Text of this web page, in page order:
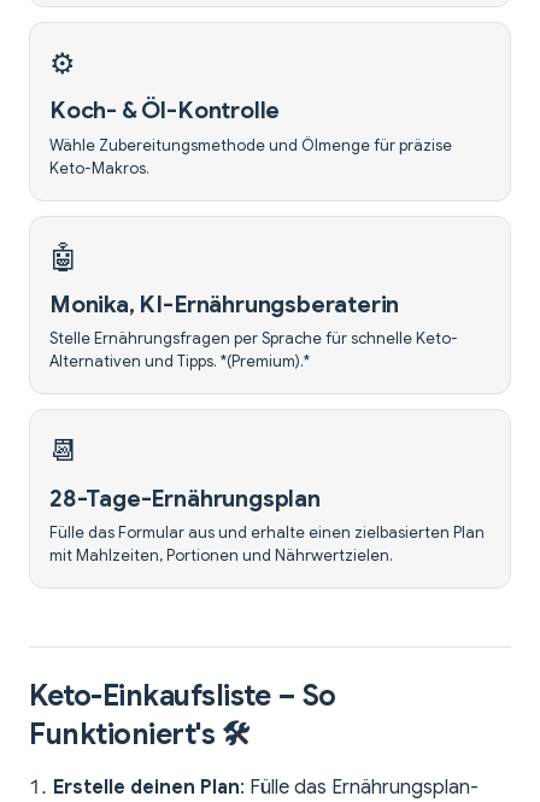
⚙️
Koch- & Öl-Kontrolle
Wähle Zubereitungsmethode und Ölmenge für präzise
Keto-Makros.
🤖
Monika, KI-Ernährungsberaterin
Stelle Ernährungsfragen per Sprache für schnelle Keto-
Alternativen und Tipps. *(Premium).*
📆
28-Tage-Ernährungsplan
Fülle das Formular aus und erhalte einen zielbasierten Plan
mit Mahlzeiten, Portionen und Nährwertzielen.
Keto-Einkaufsliste – So
Funktioniert's 🛠️
Erstelle deinen Plan: Fülle das Ernährungsplan-